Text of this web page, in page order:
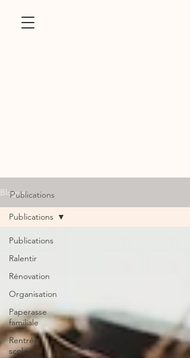
Blogue
Publications
Ralentir
Rénovation
Organisation
Paperasse
familiale
Rentrée
scolaire
Publications
Publications